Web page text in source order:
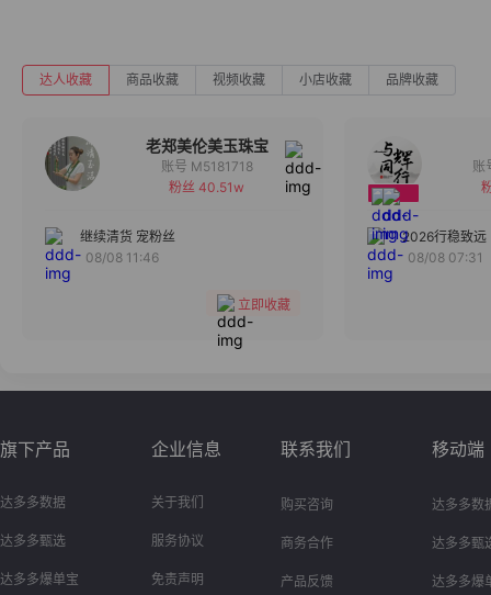
达人收藏 商品收藏 视频收藏 小店收藏 品牌收藏
老郑美伦美玉珠宝
备注
账号 M5181718
粉丝 40.51w
继续清货 宠粉丝
08/08 11:46
立即收藏
2026行稳致远
08/08 07:31
旗下产品
达多多数据
达多多甄选
达多多爆单宝
企业信息
关于我们
服务协议
免责声明
联系我们
购买咨询
商务合作
产品反馈
移动端
达多多数
达多多甄
达多多爆